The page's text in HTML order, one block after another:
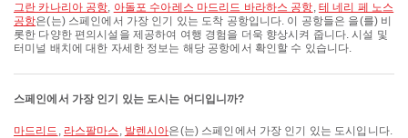
그란 카나리아 공항, 아돌포 수아레스 마드리드 바라하스 공항, 테 네리 페 노스
공항은(는) 스페인에서 가장 인기 있는 도착 공항입니다. 이 공항들은 을(를) 비
롯한 다양한 편의시설을 제공하여 여행 경험을 더욱 향상시켜 줍니다. 시설 및
터미널 배치에 대한 자세한 정보는 해당 공항에서 확인할 수 있습니다.
스페인에서 가장 인기 있는 도시는 어디입니까?
마드리드 , 라스팔마스 , 발렌시아은(는) 스페인에서 가장 인기 있는 도시입니다.